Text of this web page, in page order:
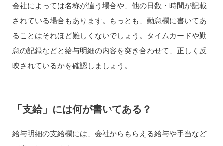
会社によっては名称が違う場合や、他の日数・時間が記載
されている場合もあります。もっとも、勤怠欄に書いてあ
ることはそれほど難しくないでしょう。タイムカードや勤
怠の記録などと給与明細の内容を突き合わせて、正しく反
映されているかを確認しましょう。
「支給」には何が書いてある？
給与明細の支給欄には、会社からもらえる給与や手当など